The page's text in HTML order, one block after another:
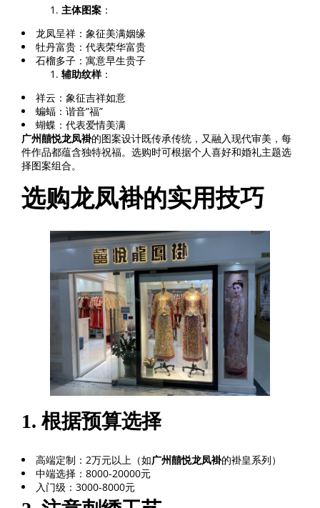
主体图案 ：
龙凤呈祥：象征美满姻缘
牡丹富贵：代表荣华富贵
石榴多子：寓意早生贵子
辅助纹样：
祥云：象征吉祥如意
蝙蝠：谐音”福”
蝴蝶：代表爱情美满
广州囍悦龙凤褂的图案设计既传承传统，又融入现代审美，每
件作品都蕴含独特祝福。选购时可根据个人喜好和婚礼主题选
择图案组合。
选购龙凤褂的实用技巧
1. 根据预算选择
高端定制：2万元以上（如广州囍悦龙凤褂的褂皇系列）
中端选择：8000-20000元
入门级：3000-8000元